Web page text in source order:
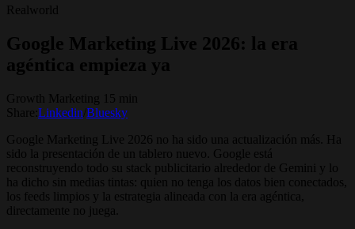
Realworld
Google Marketing Live 2026: la era
agéntica empieza ya
Growth Marketing 15 min
Share: Linkedin Bluesky
Google Marketing Live 2026 no ha sido una actualización más. Ha
sido la presentación de un tablero nuevo. Google está
reconstruyendo todo su stack publicitario alrededor de Gemini y lo
ha dicho sin medias tintas: quien no tenga los datos bien conectados,
los feeds limpios y la estrategia alineada con la era agéntica,
directamente no juega.